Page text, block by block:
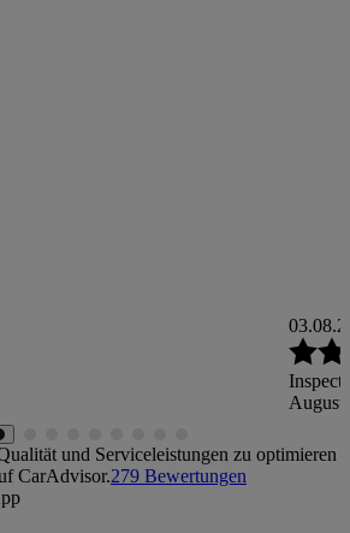
August
und Serviceleistungen zu optimieren
CarAdvisor.279 Bewertungen